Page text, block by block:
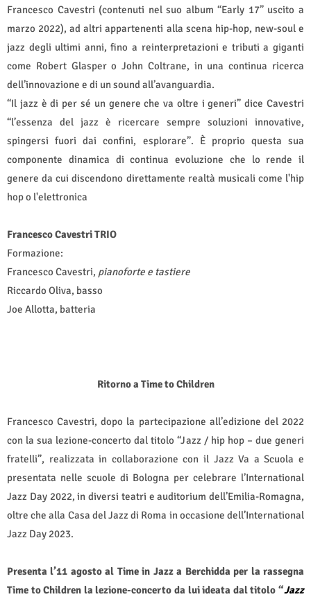
Francesco Cavestri (contenuti nel suo album “Early 17” uscito a
marzo 2022), ad altri appartenenti alla scena hip-hop, new-soul e
jazz degli ultimi anni, fino a reinterpretazioni e tributi a giganti
come Robert Glasper o John Coltrane, in una continua ricerca
dell’innovazione e di un sound all’avanguardia.
“Il jazz è di per sé un genere che va oltre i generi” dice Cavestri
“l’essenza del jazz è ricercare sempre soluzioni innovative,
spingersi fuori dai confini, esplorare”. È proprio questa sua
componente dinamica di continua evoluzione che lo rende il
genere da cui discendono direttamente realtà musicali come l'hip
hop o l'elettronica
Francesco Cavestri TRIO
Formazione:
Francesco Cavestri, pianoforte e tastiere
Riccardo Oliva, basso
Joe Allotta, batteria
Ritorno a Time to Children
Francesco Cavestri, dopo la partecipazione all’edizione del 2022
con la sua lezione-concerto dal titolo “Jazz / hip hop – due generi
fratelli”, realizzata in collaborazione con il Jazz Va a Scuola e
presentata nelle scuole di Bologna per celebrare l’International
Jazz Day 2022, in diversi teatri e auditorium dell’Emilia-Romagna,
oltre che alla Casa del Jazz di Roma in occasione dell’International
Jazz Day 2023.
Presenta l’11 agosto al Time in Jazz a Berchidda per la rassegna
Time to Children la lezione-concerto da lui ideata dal titolo “Jazz